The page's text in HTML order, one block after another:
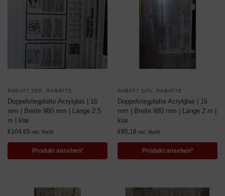
RABATT 20% RABATTE
Doppelstegplatte Acrylglas | 16
mm | Breite 980 mm | Länge 2,5
m | klar
€104,65 inkl. MwSt.
Produkt ansehen*
RABATT 20% RABATTE
Doppelstegplatte Acrylglas | 16
mm | Breite 980 mm | Länge 2 m |
klar
€95,16 inkl. MwSt.
Produkt ansehen*